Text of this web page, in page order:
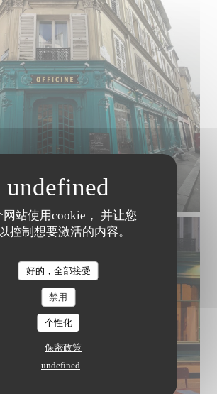
网站使用cookie， 并让您
控制想要激活的内容。
好的，全部接受
禁用
个性化
保密政策
undefined